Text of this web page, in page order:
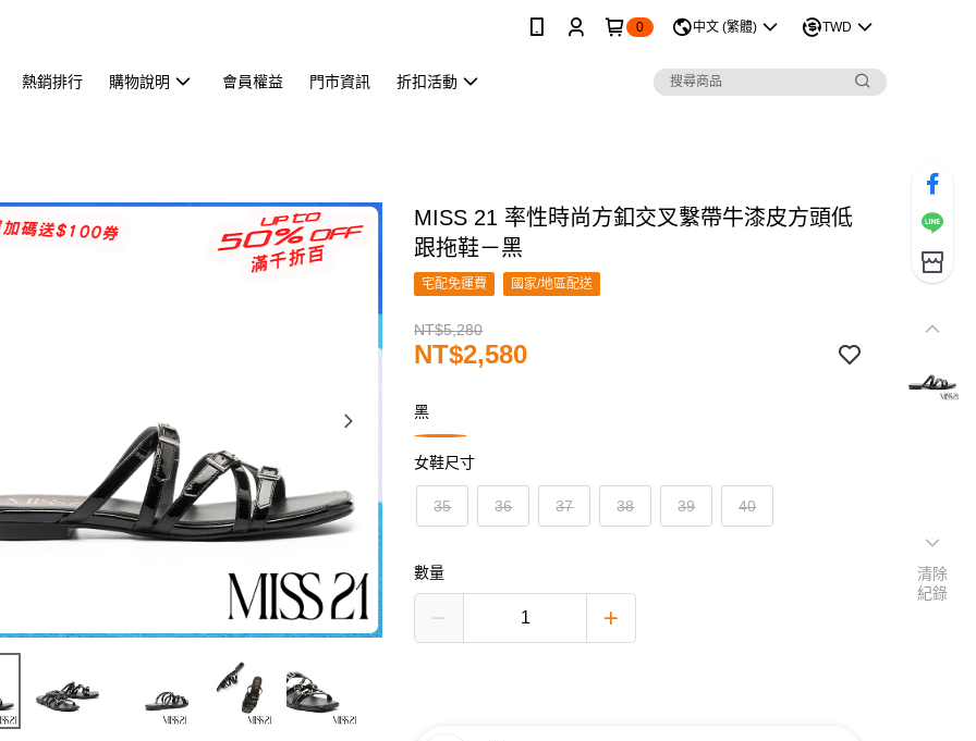
0 中文 (繁體) TWD
熱銷排行 購物說明 會員權益 門市資訊 折扣活動
MISS 21 率性時尚方釦交叉繫帶牛漆皮方頭低
跟拖鞋－黑
宅配免運費 國家/地區配送
NT$5,280
NT$2,580
黑
女鞋尺寸
35 36 37 38 39 40
數量
清除
紀錄